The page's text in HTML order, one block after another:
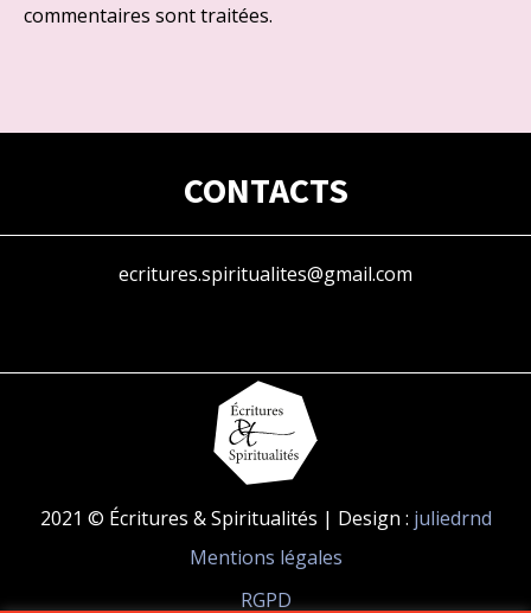
commentaires sont traitées.
CONTACTS
ecritures.spiritualites@gmail.com
2021 © Écritures & Spiritualités | Design : juliedrnd
Mentions légales
RGPD